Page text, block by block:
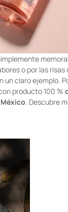
o por las risas
un claro ejemplo.
producto 100 %
. Descubre